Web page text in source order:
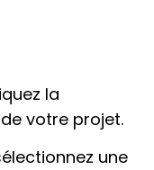
la
votre projet.
une